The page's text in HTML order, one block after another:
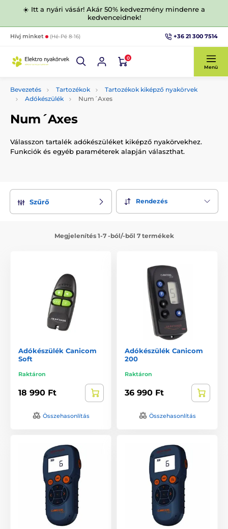
☀️ Itt a nyári vásár! Akár 50% kedvezmény mindenre a
kedvenceidnek!
Hívj minket (Hé-Pé 8-16) +36 21 300 7514
0
Menü
Bevezetés Tartozékok
Tartozékok kiképző nyakörvek
Adókészülék
Num´Axes
Num´Axes
Válasszon tartalék adókészüléket kiképző nyakörvekhez.
Funkciók és egyéb paraméterek alapján választhat.
Szűrő Rendezés
Megjelenítés 1-7 -ból/-ből 7 termékek
Adókészülék Canicom
Soft
Raktáron
18 990 Ft
Összehasonlítás
Adókészülék Canicom
200
Raktáron
36 990 Ft
Összehasonlítás